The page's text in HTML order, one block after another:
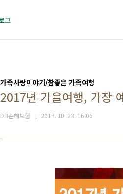
가족사랑이야기/참좋은 가족여행
2017년 가을여행, 가장
DB손해보험 2017. 10. 23. 16:06